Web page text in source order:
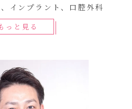
インプラント、口腔外科
っと見る